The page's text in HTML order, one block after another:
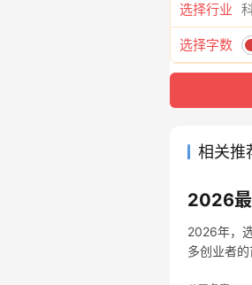
选择行业
选择字数
相关推
2026最
2026年，
多创业者